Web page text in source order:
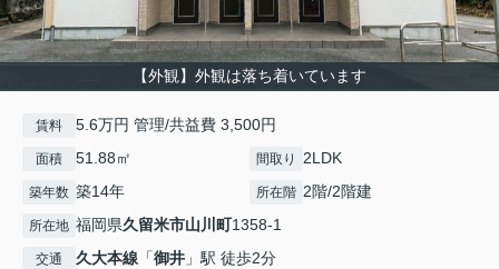
【外観】外観は落ち着いています
賃料 5.6万円 管理/共益費 3,500円
面積 51.88㎡ 間取り 2LDK
築年数 築14年 所在階 2階/2階建
所在地 福岡県久留米市山川町1358-1
交通 久大本線 「御井 」駅 徒歩2分